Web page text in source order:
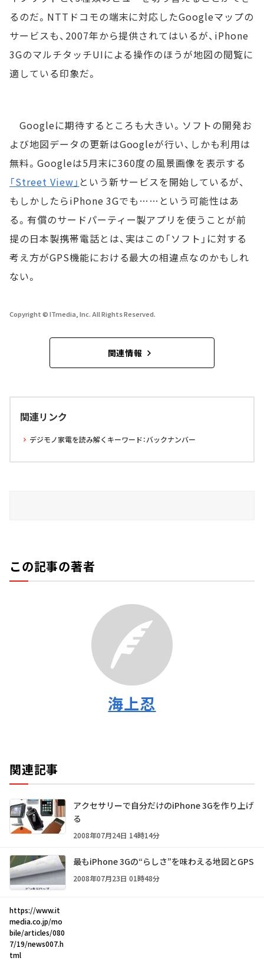
るのだ。NTTドコモの端末に対応したGoogleマップの
サービスも、2007年から提供されてはいるが、iPhone
3GのマルチタッチUIによる操作のほうが地図の閲覧に
適している印象だ。
Googleに期待するところも大きい。ソフトの開発お
よび地図データの更新はGoogleが行い、しかも利用は
無料。Googleは5月末に360度の風景画像を表示する
「Street View」 という新サービスを開始しているが、
もしかしたらiPhone 3Gでも……という可能性はあ
る。有償のサードパーティー製アプリを使うことが前
提の日本製携帯電話とは、実はこの「ソフト」に対する
考え方がGPS機能における最大の相違点なのかもしれ
ない。
Copyright © ITmedia, Inc. All Rights Reserved.
関連情報
関連リンク
デジモノ家電を読み解くキーワード：バックナンバー
この記事の著者
海上忍
関連記事
アクセサリーで自分だけのiPhone 3Gを作り上げ
る
2008年07月24日 14時14分
最もiPhone 3Gの“らしさ”を味わえる地図とGPS
2008年07月23日 01時48分
https://www.it
media.co.jp/mo
bile/articles/080
7/19/news007.h
tml